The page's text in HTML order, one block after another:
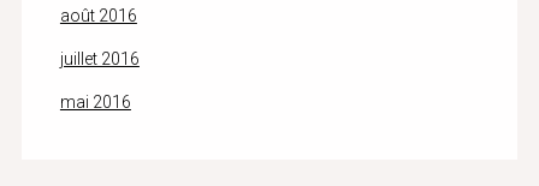
août 2016
juillet 2016
mai 2016